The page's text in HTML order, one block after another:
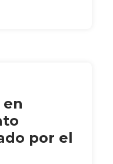
en
por el